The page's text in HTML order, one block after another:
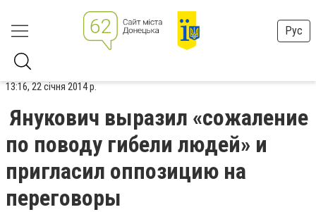
Рус
13:16, 22 січня 2014 р.
Янукович выразил «сожаление
по поводу гибели людей» и
пригласил оппозицию на
переговоры